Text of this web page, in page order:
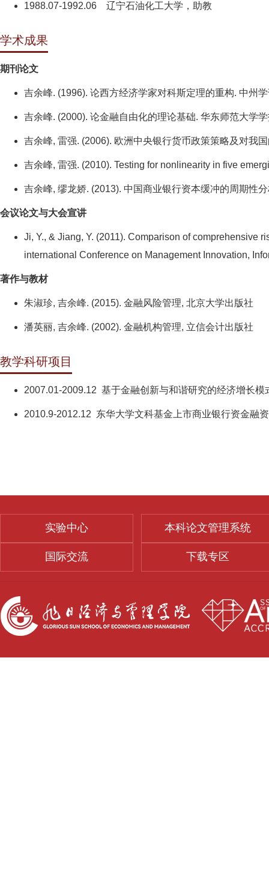
1988.07-1992.06 辽宁石油化工大学，助教
学术成果
期刊论文
吉余峰. (1996). 论西方经济学家对科斯定理的重构. 中州
吉余峰. (2000). 论金融自由化的理论基础. 华东师范大学
吉余峰, 雷强. (2006). 欧洲中央银行货币政策策略及对我
吉余峰, 雷强. (2010). Testing for nonlinearity in five
吉余峰, 缪龙娇. (2013). 中国商业银行资本缓冲的周期性
会议论文与大会宣讲
Ji, Y., & Jiang, Y. (2011). Comparison of comprehensive
international Conference on Management Innovation,
著作与教材
朱淑珍, 吉余峰. (2015). 金融风险管理, 北京大学出版社
潘英丽, 吉余峰. (2002). 金融机构管理, 立信会计出版社
教学科研项目
2007.01-2009.12 基于金融创新与和谐研究的经济增长模
2010.9-2012.12 东华大学文科基金上市商业银行资金融
实验中心 本科论文管理系统
国际交流 下载专区